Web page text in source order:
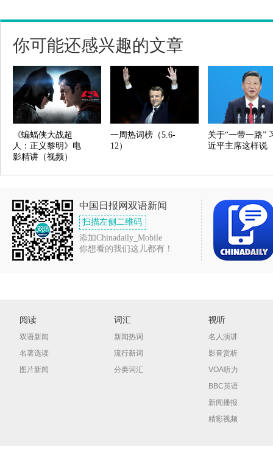
你可能还感兴趣的文章
《蝙蝠侠大战超
人：正义黎明》电
影精讲（视频）
一周热词榜（5.6-
12）
关于“一带一路”
近平主席这样说
中国日报网双语新闻
扫描左侧二维码
添加Chinadaily_Mobile
你想看的我们这儿都有！
阅读
双语新闻
名著选读
图片新闻
词汇
新闻热词
流行新词
分类词汇
视听
名人演讲
影音赏析
VOA听力
BBC英语
新闻播报
精彩视频